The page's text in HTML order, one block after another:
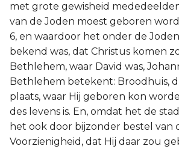
met grote gewisheid
van de Joden moest geboren
6, en waardoor het onder de
bekend was, dat Christus komen
Bethlehem, waar David was,
Bethlehem betekent: Broodhuis,
plaats, waar Hij geboren kon
des levens is. En, omdat het de
het ook door bijzonder bestel van
Voorzienigheid, dat Hij daar zou